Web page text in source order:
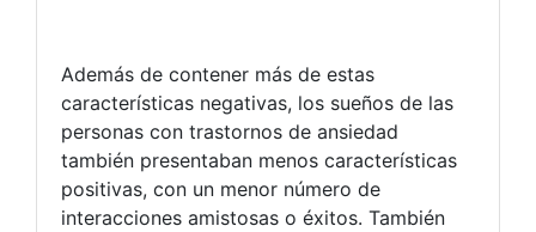
Además de contener más de estas
características negativas, los sueños de las
personas con trastornos de ansiedad
también presentaban menos características
positivas, con un menor número de
interacciones amistosas o éxitos. También